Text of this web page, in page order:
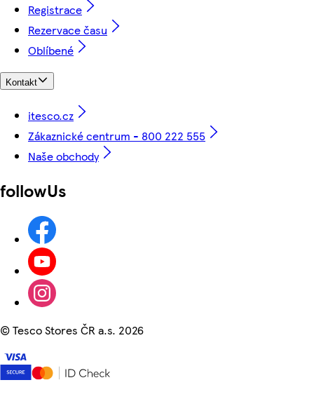
Registrace
Rezervace času
Oblíbené
Kontakt
itesco.cz
Zákaznické centrum - 800 222 555
Naše obchody
followUs
©Tesco Stores ČR a.s. 2026